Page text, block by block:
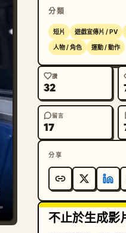
分類
短片 遊戲宣傳片 / PV
人物 / 角色 運動 / 動作
讚
32
留言
17
分享
不止於生成影